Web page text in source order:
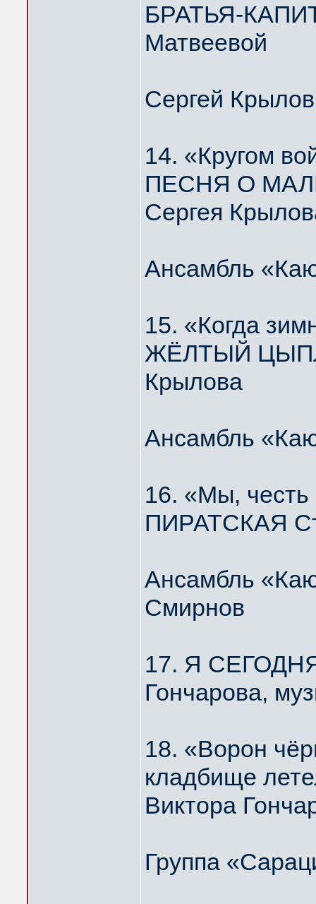
БРАТЬЯ-
Матвеевой
Сергей Крылов
14. «Кругом
ПЕСНЯ О
Сергея
Ансамбль
15. «Когда
ЖЁЛТЫЙ
Крылова
Ансамбль
16. «Мы, честь
ПИРАТСКАЯ
Ансамбль
Смирнов
17. Я
Гончарова,
18. «Ворон
кладбище
Виктора
Группа